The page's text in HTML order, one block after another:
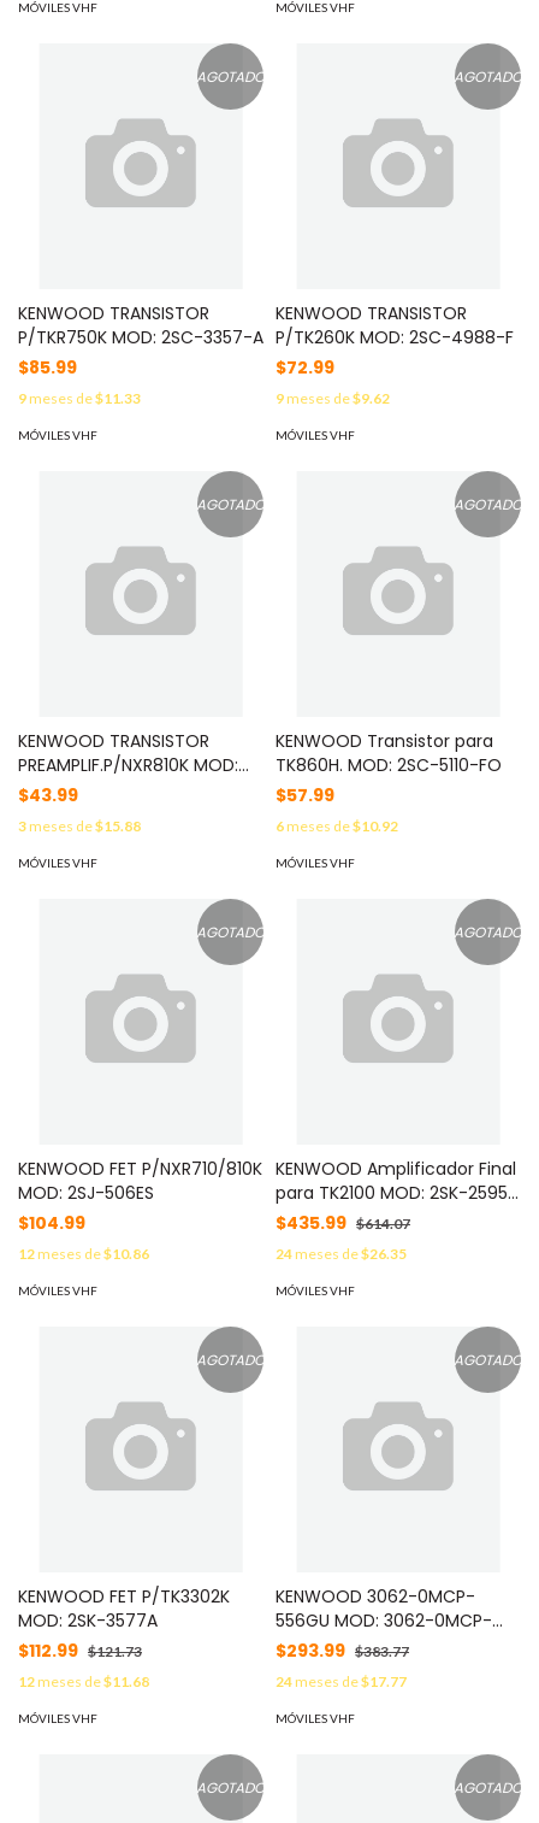
MÓVILES VHF MÓVILES VHF
AGOTADO
KENWOOD TRANSISTOR
P/TKR750K MOD: 2SC-3357-A
$85.99
9meses de$11.33
MÓVILES VHF
AGOTADO
KENWOOD TRANSISTOR
P/TK260K MOD: 2SC-4988-F
$72.99
9meses de$9.62
MÓVILES VHF
AGOTADO
KENWOOD TRANSISTOR
PREAMPLIF.P/NXR810K MOD:
2SC-5092-F
$43.99
3meses de$15.88
MÓVILES VHF
AGOTADO
KENWOOD Transistor para
TK860H. MOD: 2SC-5110-FO
$57.99
6meses de$10.92
MÓVILES VHF
AGOTADO
KENWOOD FET P/NXR710/810K
MOD: 2SJ-506ES
$104.99
12meses de$10.86
MÓVILES VHF
AGOTADO
KENWOOD Amplificador Final
para TK2100 MOD: 2SK-2595-
E
$435.99 $614.07
24meses de$26.35
MÓVILES VHF
AGOTADO
KENWOOD FET P/TK3302K
MOD: 2SK-3577A
$112.99 $121.73
12meses de$11.68
MÓVILES VHF
AGOTADO
KENWOOD 3062-0MCP-
556GU MOD: 3062-0MCP-
556GU
$293.99 $383.77
24meses de$17.77
MÓVILES VHF
AGOTADO AGOTADO